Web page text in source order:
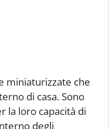
miniaturizzate che
di casa. Sono
la loro capacità di
degli